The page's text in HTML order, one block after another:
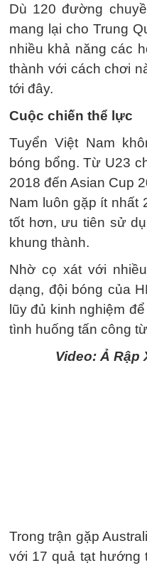
Dù 120 đường
mang lại cho Trung
nhiều khả năng các
thành với cách chơi
tới đây.
Cuộc chiến thể lực
Tuyển Việt Nam
bóng bổng. Từ U23
2018 đến Asian Cup
Nam luôn gặp ít nhất
tốt hơn, ưu tiên sử
khung thành.
Nhờ cọ xát với
dạng, đội bóng của
lũy đủ kinh nghiệm
tình huống tấn công
Video: Ả Rập
Trong trận gặp
với 17 quả tạt hướng